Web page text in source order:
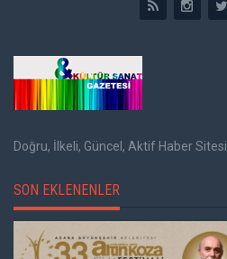
Doğru, İlkeli, Güncel, Aktif Haber Sitesi
SON EKLENENLER